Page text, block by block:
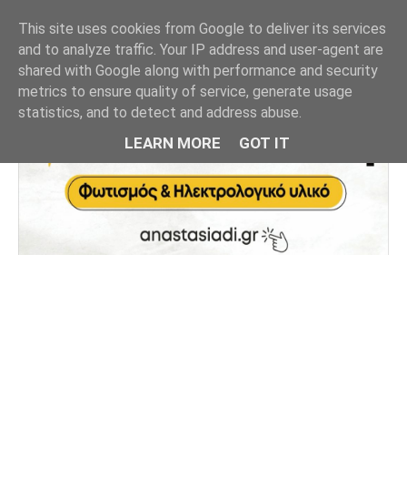
This site uses cookies from Google to deliver its services
and to analyze traffic. Your IP address and user-agent are
shared with Google along with performance and security
metrics to ensure quality of service, generate usage
statistics, and to detect and address abuse.
LEARN MORE GOT IT